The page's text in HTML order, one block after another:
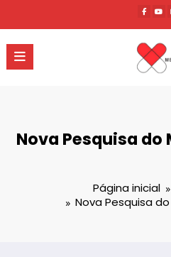
o
conteúdo
Nova Pesquisa
Página inicial
Nova Pesquisa